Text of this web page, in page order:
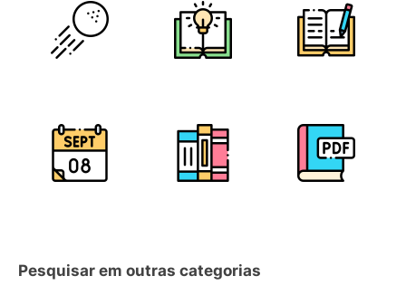
Pesquisar em outras categorias